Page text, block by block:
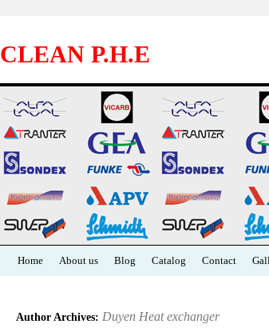
CLEAN P.H.E
Skip
content
Home About us Blog Catalog Contact
Author Archives: Duyen Heat exchanger